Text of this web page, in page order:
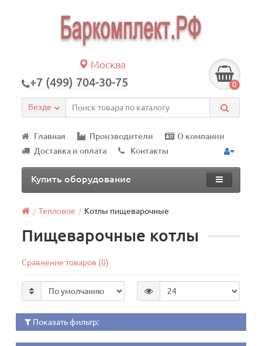
Москва
+7 (499) 704-30-75 0
Везде
Главная Производители
О компании
Доставка и оплата
Контакты
Купить оборудование
Тепловое Котлы пищеварочные
Пищеварочные котлы
Сравнение товаров (0)
Показать фильтр: